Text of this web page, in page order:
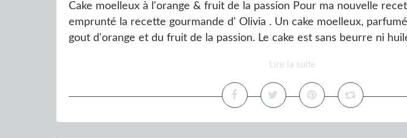
Cake moelleux à l'orange & fruit de la passion Pour ma nouvelle
emprunté la recette gourmande d' Olivia . Un cake moelleux,
gout d'orange et du fruit de la passion. Le cake est sans beurre ni
Lire la suite